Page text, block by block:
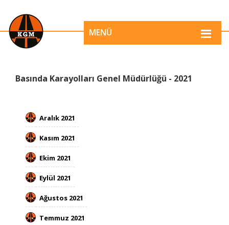
MENÜ
​​​​​​​​​​​​​​​​​​​​​​​​​​​​​​​​​​​​​​​​​​​​​​​​​​​​​​​​​​​​​​​​​​​Basında Karayolları Genel Müdürlüğü - 2021
​​Aralık 2021​
Kasım 2021​​
Ekim 2021
Eylül 2021
Ağustos​​​​ 2021​
Temmuz​​​​ 2021​